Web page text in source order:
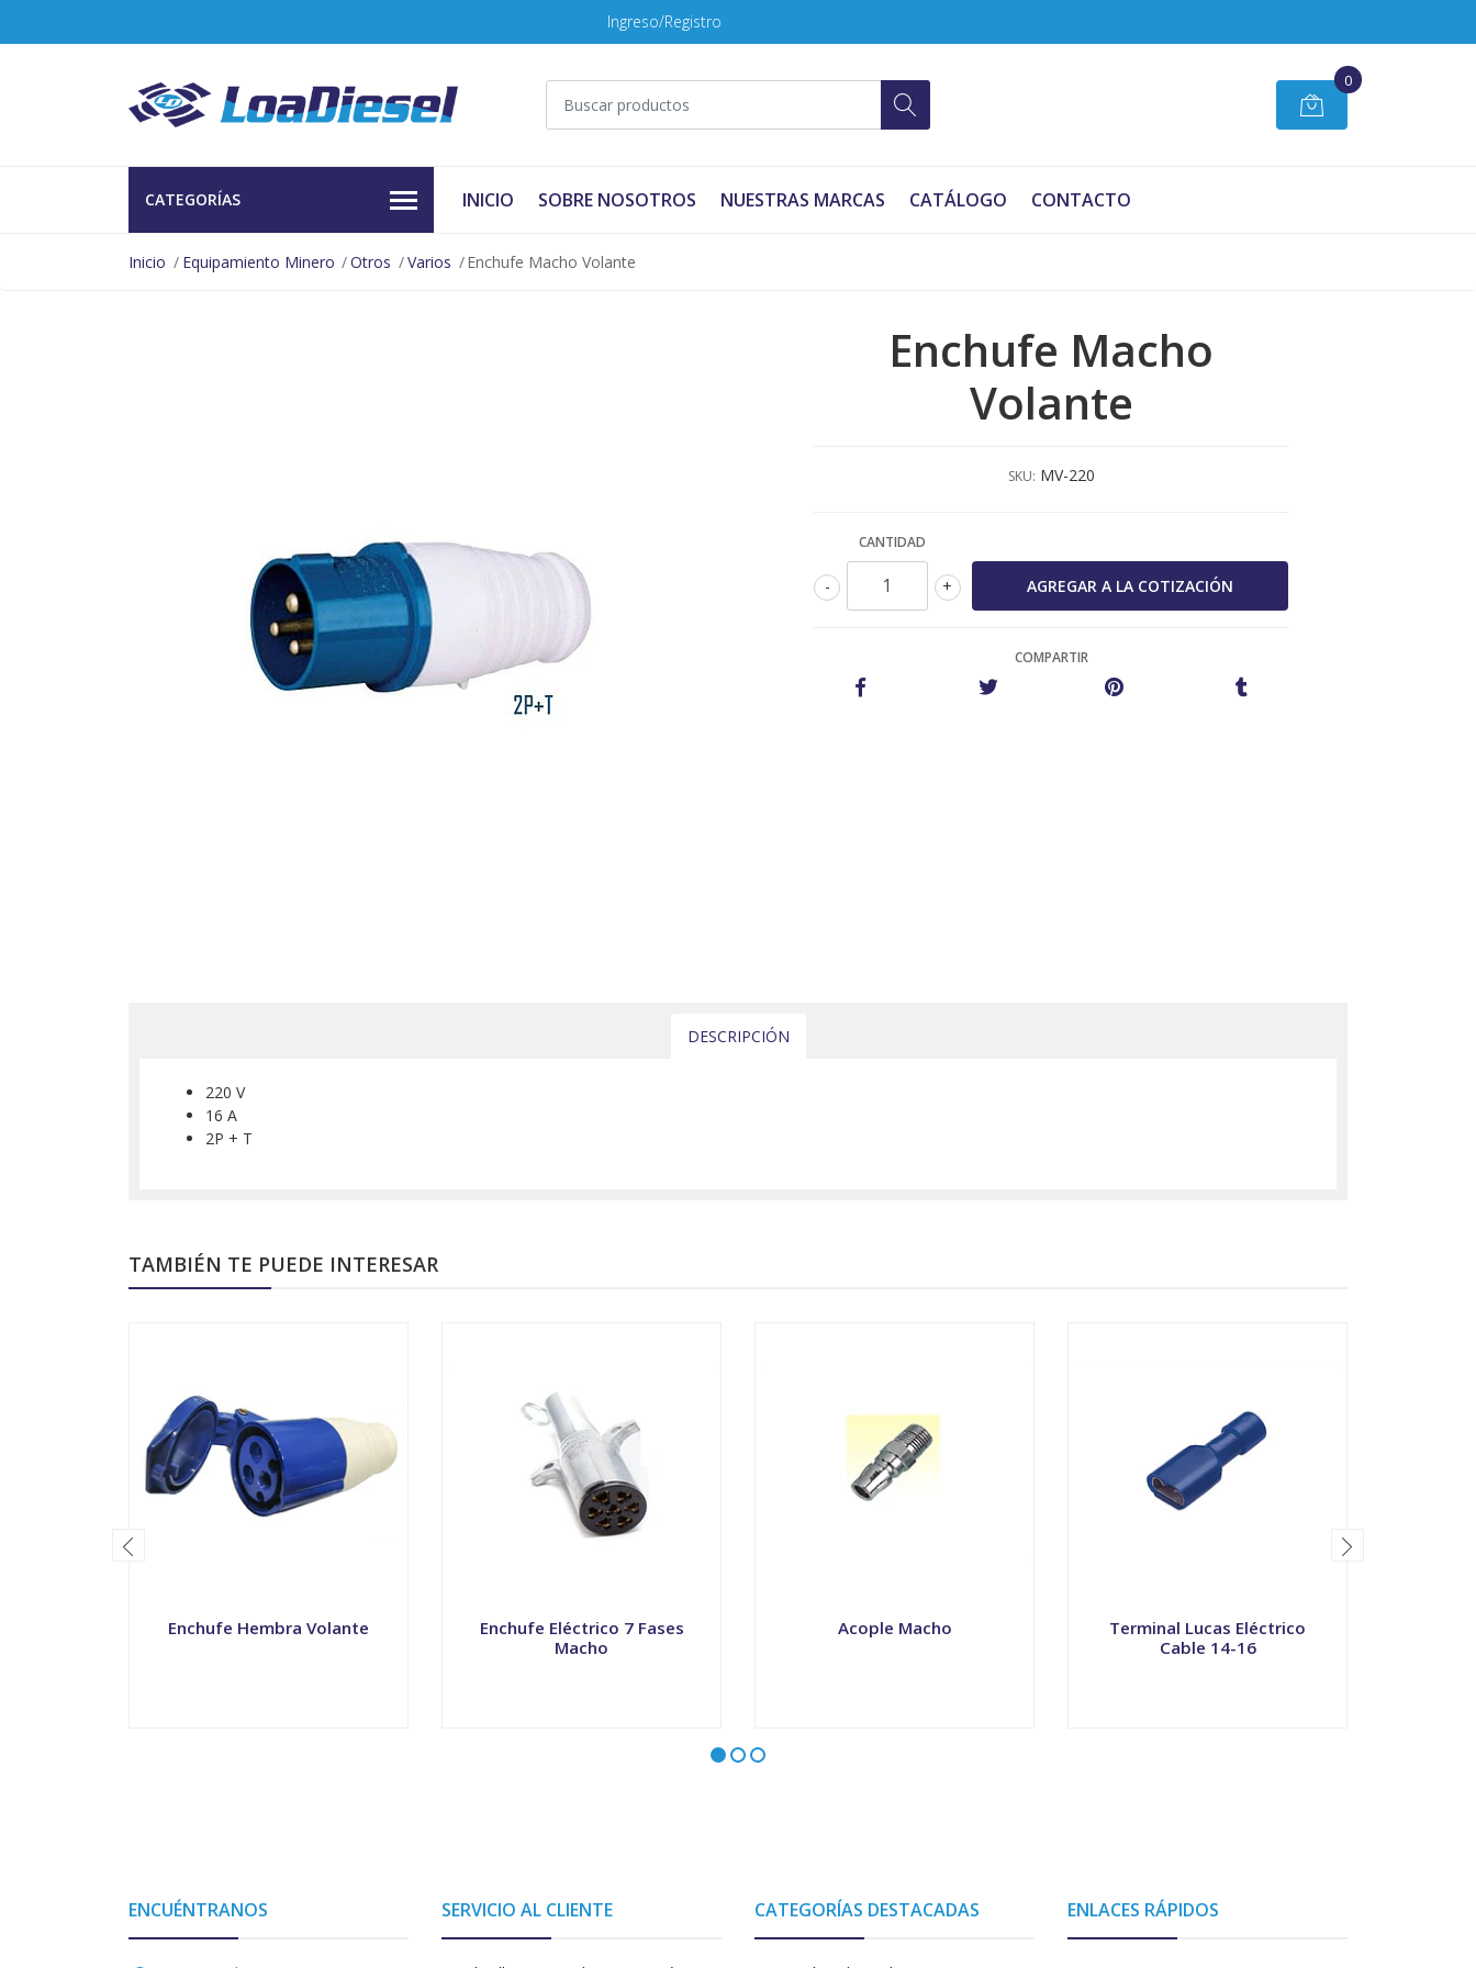
Ingreso/Registro
0
CATEGORÍAS INICIO SOBRE NOSOTROS NUESTRAS MARCAS CATÁLOGO CONTACTO
Inicio Equipamiento Minero Otros Varios Enchufe Macho Volante
Enchufe Macho
Volante
SKU: MV-220
CANTIDAD
+
-
COMPARTIR
DESCRIPCIÓN
220 V
16 A
2P + T
TAMBIÉN TE PUEDE INTERESAR
Enchufe Hembra Volante
Enchufe Eléctrico 7 Fases
Macho
Acople Macho
Terminal Lucas Eléctrico
Cable 14-16
ENCUÉNTRANOS SERVICIO AL CLIENTE CATEGORÍAS DESTACADAS ENLACES RÁPIDOS